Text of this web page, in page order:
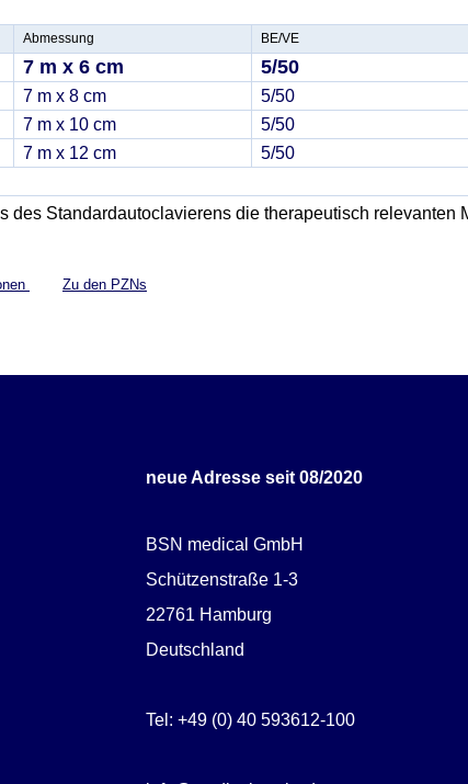
Abmessung BE/VE
7 m x 6 cm 5/50
7 m x 8 cm 5/50
7 m x 10 cm 5/50
7 m x 12 cm 5/50
des Standardautoclavierens die therapeutisch relevanten
Zu den PZNs
neue Adresse seit 08/2020
BSN medical GmbH
Schützenstraße 1-3
22761 Hamburg
Deutschland
Tel: +49 (0) 40 593612-100